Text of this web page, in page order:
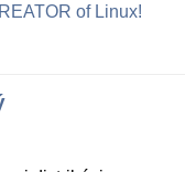
of Linux!